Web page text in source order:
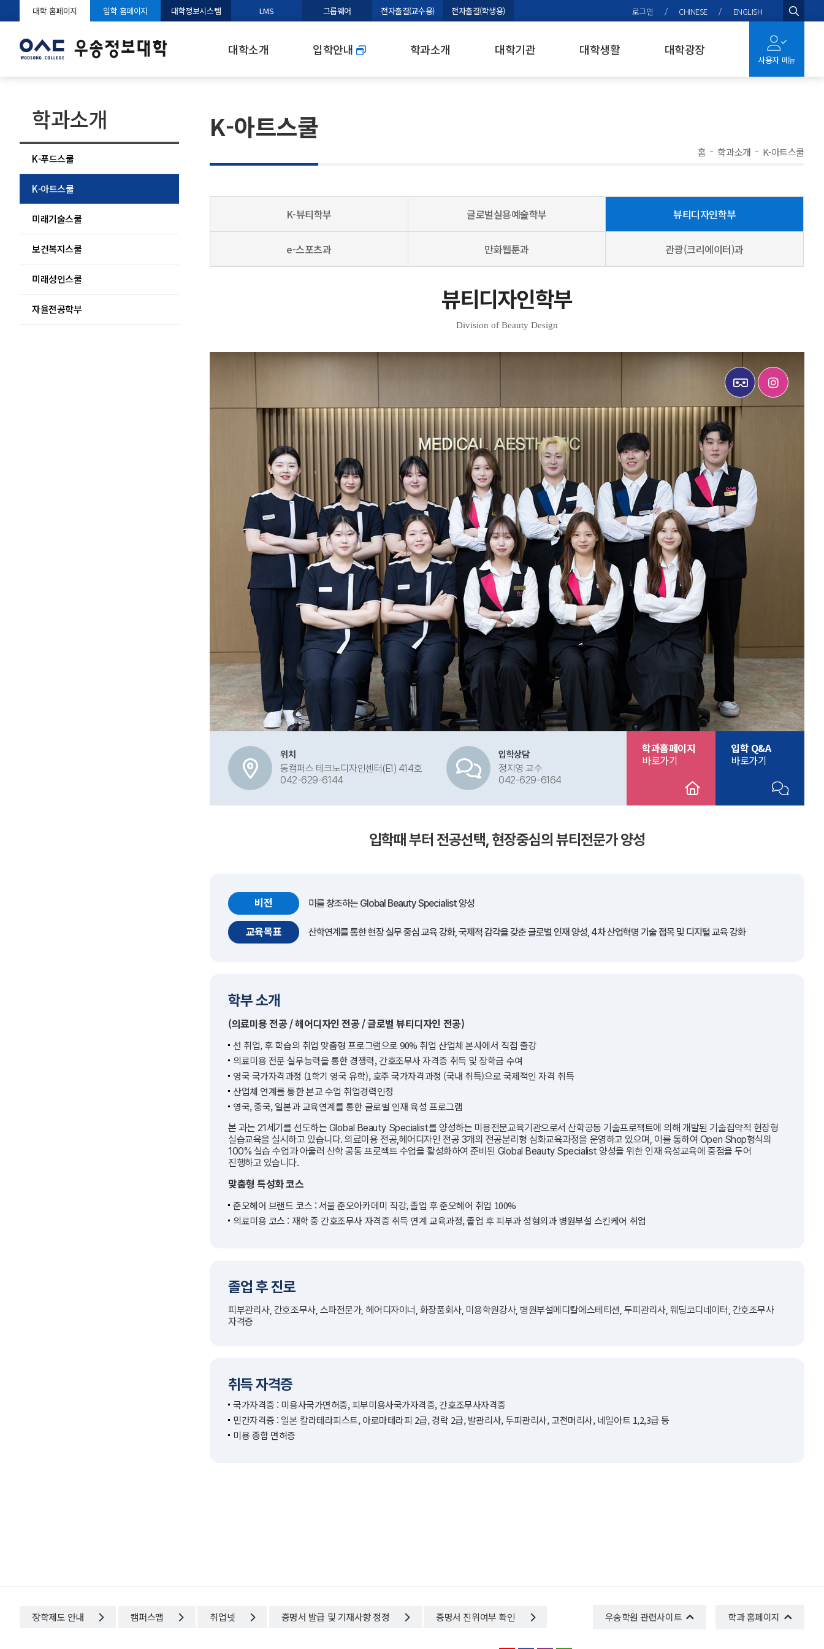
본문 바로가기
대학 홈페이지 입학 홈페이지 대학정보시스템 LMS 그룹웨어 전자출결(교수용) 전자출결(학생용) 로그인 / CHINESE / ENGLISH 검색
대학소개 입학안내 학과소개 대학기관 대학생활 대학광장
사용자 메뉴
학과소개
K-푸드스쿨
K-아트스쿨
미래기술스쿨
보건복지스쿨
미래성인스쿨
자율전공학부
K-아트스쿨
홈 학과소개 K-아트스쿨
K-뷰티학부 글로벌실용예술학부 뷰티디자인학부
e-스포츠과 만화웹툰과 관광(크리에이터)과
뷰티디자인학부
Division of Beauty Design
위치
동캠퍼스 테크노디자인센터(E1) 414호
042-629-6144
입학상담
정지영 교수
042-629-6164
학과홈페이지
바로가기
입학 Q&A
바로가기
입학때 부터 전공선택, 현장중심의 뷰티전문가 양성
비전 미를 창조하는 Global Beauty Specialist 양성
교육목표 산학연계를 통한 현장 실무 중심 교육 강화, 국제적 감각을 갖춘 글로벌 인재 양성, 4차 산업혁명 기술 접목 및 디지털 교육 강화
학부 소개
(의료미용 전공 / 헤어디자인 전공 / 글로벌 뷰티디자인 전공)
선 취업, 후 학습의 취업 맞춤형 프로그램으로 90% 취업 산업체 본사에서 직접 출강
의료미용 전문 실무능력을 통한 경쟁력, 간호조무사 자격증 취득 및 장학금 수여
영국 국가자격과정 (1학기 영국 유학), 호주 국가자격과정 (국내 취득)으로 국제적인 자격 취득
산업체 연계를 통한 본교 수업 취업경력인정
영국, 중국, 일본과 교육연계를 통한 글로벌 인재 육성 프로그램
본 과는 21세기를 선도하는 Global Beauty Specialist를 양성하는 미용전문교육기관으로서 산학공동 기술프로젝트에 의해 개발된 기술집약적 현장형
실습교육을 실시하고 있습니다. 의료미용 전공,헤어디자인 전공 3개의 전공분리형 심화교육과정을 운영하고 있으며, 이를 통하여 Open Shop형식의
100% 실습 수업과 아울러 산학 공동 프로젝트 수업을 활성화하여 준비된 Global Beauty Specialist 양성을 위한 인재 육성교육에 중점을 두어
진행하고 있습니다.
맞춤형 특성화 코스
준오헤어 브랜드 코스 : 서울 준오아카데미 직강, 졸업 후 준오헤어 취업 100%
의료미용 코스 : 재학 중 간호조무사 자격증 취득 연계 교육과정, 졸업 후 피부과 성형외과 병원부설 스킨케어 취업
졸업 후 진로
피부관리사, 간호조무사, 스파전문가, 헤어디자이너, 화장품회사, 미용학원강사, 병원부설메디칼에스테티션, 두피관리사, 웨딩코디네이터, 간호조무사
자격증
취득 자격증
국가자격증 : 미용사국가면허증, 피부미용사국가자격증, 간호조무사자격증
민간자격증 : 일본 칼라테라피스트, 아로마테라피 2급, 경락 2급, 발관리사, 두피관리사, 고전머리사, 네일아트 1,2,3급 등
미용 종합 면허증
장학제도 안내 캠퍼스맵 취업넷 증명서 발급 및 기재사항 정정 증명서 진위여부 확인 우송학원 관련사이트 학과 홈페이지